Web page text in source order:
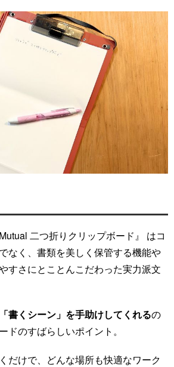
二つ折りクリップボード』 はコ
なく、書類を美しく保管する機能や
すさにとことんこだわった実力派文
書くシーン」を手助けしてくれるの
ドのすばらしいポイント。
だけで、どんな場所も快適なワーク